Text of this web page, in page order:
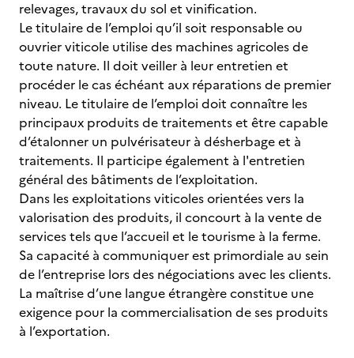
relevages, travaux du sol et vinification.
Le titulaire de l’emploi qu’il soit responsable ou
ouvrier viticole utilise des machines agricoles de
toute nature. Il doit veiller à leur entretien et
procéder le cas échéant aux réparations de premier
niveau. Le titulaire de l’emploi doit connaître les
principaux produits de traitements et être capable
d’étalonner un pulvérisateur à désherbage et à
traitements. Il participe également à l'entretien
général des bâtiments de l’exploitation.
Dans les exploitations viticoles orientées vers la
valorisation des produits, il concourt à la vente de
services tels que l’accueil et le tourisme à la ferme.
Sa capacité à communiquer est primordiale au sein
de l’entreprise lors des négociations avec les clients.
La maîtrise d’une langue étrangère constitue une
exigence pour la commercialisation de ses produits
à l’exportation.